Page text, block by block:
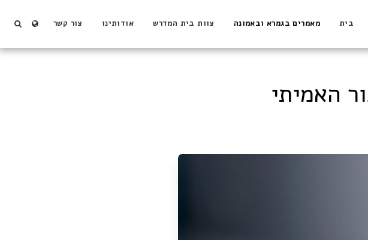
בית מאמרים בגמרא ובאמונה צוות בית המדרש אודותינו צור קשר
האמיתי